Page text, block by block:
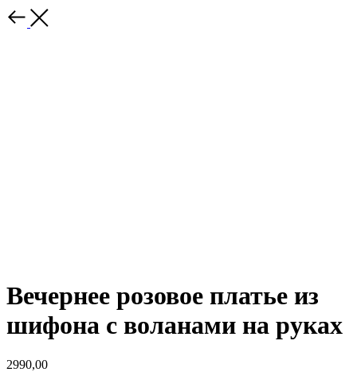
Вечернее розовое платье из
шифона с воланами на руках
2990,00